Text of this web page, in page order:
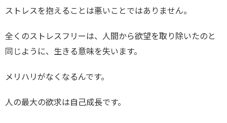
ストレスを抱えることは悪いことではありません。
全くのストレスフリーは、人間から欲望を取り除いたのと
同じように、生きる意味を失います。
メリハリがなくなるんです。
人の最大の欲求は自己成長です。